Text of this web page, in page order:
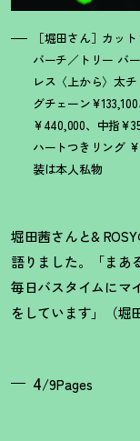
［堀田さん］カッ
バーチ／トリー バ
レス〈上から〉太
グチェーン
¥440,000、中指
ハートつきリング
装は本人私物
堀田茜さんと&
語りました。「まあ
毎日バスタイムにマ
をしています」（堀
4/9Pages